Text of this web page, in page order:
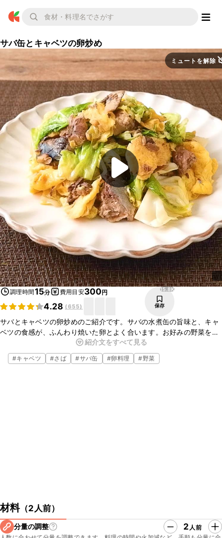
サバ缶とキャベツの卵炒め
ミュートを解除
調理時間15分 費用目安300円
4.28 (655)
15.8K
保存
サバとキャベツの卵炒めのご紹介です。サバの水煮缶の旨味と、キャ
ベツの食感が、ふんわり焼いた卵とよく合います。お好みの野菜を入
れるとアレンジが広がりますので、ぜひお試しくださいね。
紹介文をすべて見る
#キャベツ #さば #サバ缶 #卵料理 #野菜
材料（2人前）
分量の調整 2 人前